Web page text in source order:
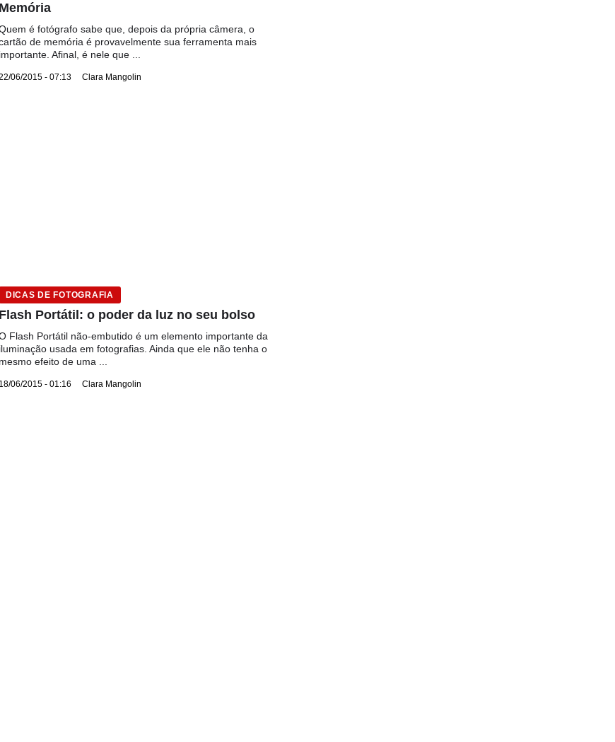
Memória
é fotógrafo sabe que, depois da própria câmera, o
de memória é provavelmente sua ferramenta mais
importante. Afinal, é nele que ...
06/2015 - 07:13 Clara Mangolin
DICAS DE FOTOGRAFIA
Flash Portátil: o poder da luz no seu bolso
Flash Portátil não-embutido é um elemento importante da
iluminação usada em fotografias. Ainda que ele não tenha o
mesmo efeito de uma ...
18/06/2015 - 01:16 Clara Mangolin